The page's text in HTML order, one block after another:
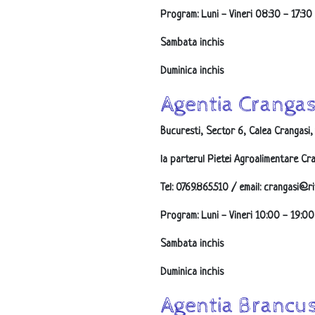
Program: Luni - Vineri 08:30 - 17:30
Sambata inchis
Duminica inchis
Agentia
Bucuresti, Sector 6, Calea Crangasi,
la parterul Pietei Agroalimentare
Tel: 0769.865.510 / email:
Program: Luni - Vineri 10:00 - 19:00
Sambata inchis
Duminica inchis
Agentia